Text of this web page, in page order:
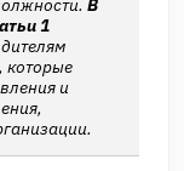
1
которые
и